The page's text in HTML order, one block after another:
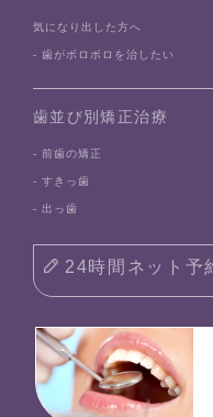
気になり出した方へ
- 歯がボロボロを治したい
歯並び別矯正治療
- 前歯の矯正
- すきっ歯
- 出っ歯
24時間ネット予